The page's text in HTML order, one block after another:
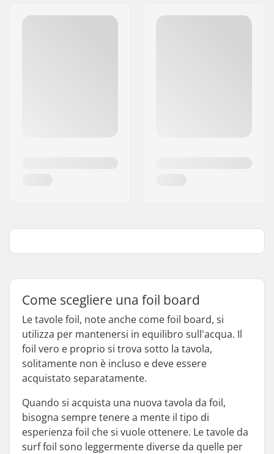
Come scegliere una foil board
Le tavole foil, note anche come foil board, si
utilizza per mantenersi in equilibro sull'acqua. Il
foil vero e proprio si trova sotto la tavola,
solitamente non è incluso e deve essere
acquistato separatamente.
Quando si acquista una nuova tavola da foil,
bisogna sempre tenere a mente il tipo di
esperienza foil che si vuole ottenere. Le tavole da
surf foil sono leggermente diverse da quelle per